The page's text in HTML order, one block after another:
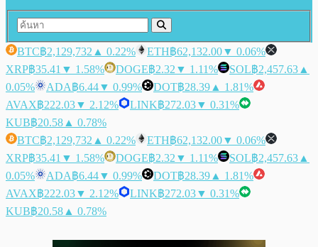
BTC฿2,129,732 ▲ 0.22% ETH฿62,132.00▼ 0.06%
XRP฿35.41 ▼ 1.58% DOGE฿2.32 ▼ 1.11% SOL฿2,457.63 ▲
0.05%
ADA฿6.44▼ 0.99% DOT฿28.39 ▲ 1.81%
AVAX฿222.03▼ 2.12% LINK฿272.03▼ 0.31%
KUB฿20.58 ▲ 0.78%
BTC฿2,129,732 ▲ 0.22% ETH฿62,132.00▼ 0.06%
XRP฿35.41 ▼ 1.58% DOGE฿2.32 ▼ 1.11% SOL฿2,457.63 ▲
0.05%
ADA฿6.44▼ 0.99% DOT฿28.39 ▲ 1.81%
AVAX฿222.03▼ 2.12% LINK฿272.03▼ 0.31%
KUB฿20.58 ▲ 0.78%